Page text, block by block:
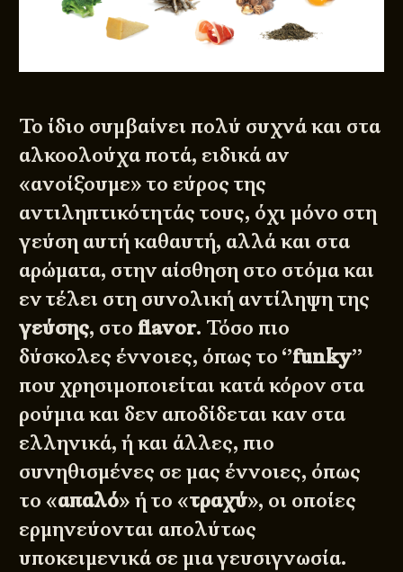
Το ίδιο συμβαίνει πολύ συχνά και στα
αλκοολούχα ποτά, ειδικά αν
«ανοίξουμε» το εύρος της
αντιληπτικότητάς τους, όχι μόνο στη
γεύση αυτή καθαυτή, αλλά και στα
αρώματα, στην αίσθηση στο στόμα και
εν τέλει στη συνολική αντίληψη της
γεύσης, στο flavor. Τόσο πιο
δύσκολες έννοιες, όπως το ‘’funky’’
που χρησιμοποιείται κατά κόρον στα
ρούμια και δεν αποδίδεται καν στα
ελληνικά, ή και άλλες, πιο
συνηθισμένες σε μας έννοιες, όπως
το «απαλό» ή το «τραχύ», οι οποίες
ερμηνεύονται απολύτως
υποκειμενικά σε μια γευσιγνωσία.